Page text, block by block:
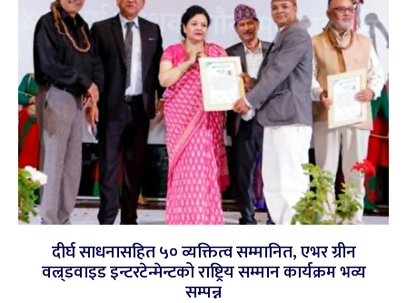
दीर्घ साधनासहित ५० व्यक्तित्व सम्मानित, एभर ग्रीन
वल्र्डवाइड इन्टरटेन्मेन्टको राष्ट्रिय सम्मान कार्यक्रम भव्य
सम्पन्न